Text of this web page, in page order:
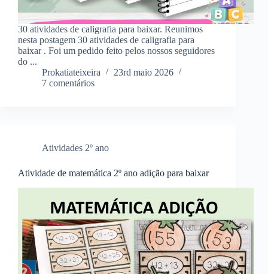
30 atividades de caligrafia para baixar. Reunimos
nesta postagem 30 atividades de caligrafia para
baixar . Foi um pedido feito pelos nossos seguidores
do ...
Prokatiateixeira
23rd maio 2026
7 comentários
Atividades 2º ano
Atividade de matemática 2º ano adição para baixar